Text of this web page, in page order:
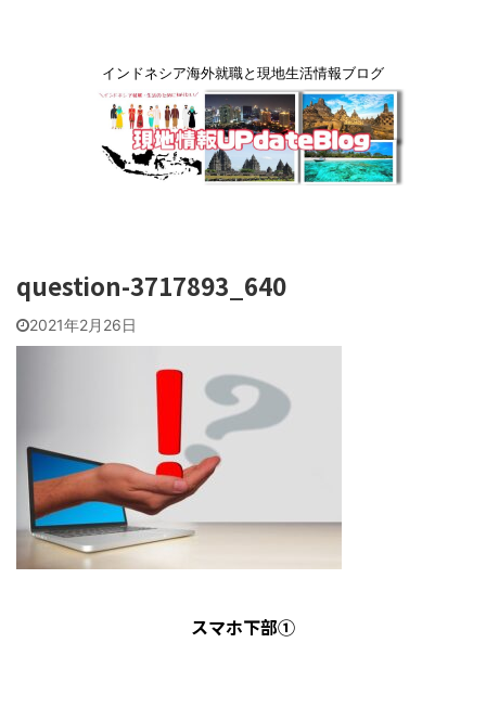
インドネシア海外就職と現地生活情報ブログ
question-3717893_640
2021年2月26日
スマホ下部①